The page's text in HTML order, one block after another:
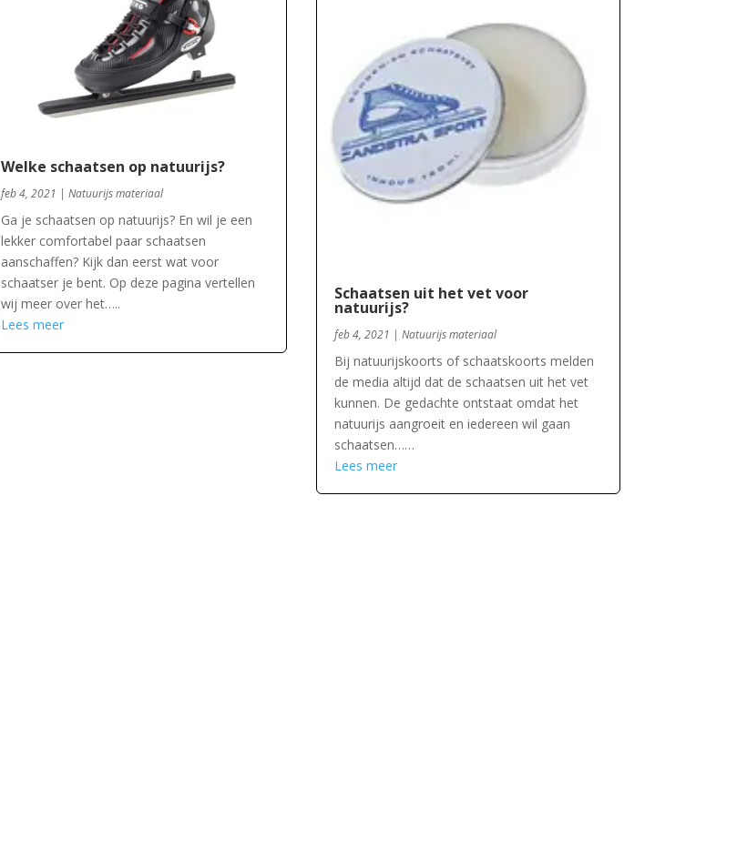
Welke schaatsen op natuurijs?
feb 4, 2021 |Natuurijs materiaal
Ga je schaatsen op natuurijs? En wil je een
lekker comfortabel paar schaatsen
aanschaffen? Kijk dan eerst wat voor
schaatser je bent. Op deze pagina vertellen
wij meer over het…..
Lees meer
Schaatsen uit het vet voor
natuurijs?
feb 4, 2021 | Natuurijs materiaal
Bij natuurijskoorts of schaatskoorts melden
de media altijd dat de schaatsen uit het vet
kunnen. De gedachte ontstaat omdat het
natuurijs aangroeit en iedereen wil gaan
schaatsen……
Lees meer